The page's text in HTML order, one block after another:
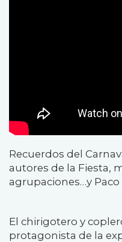
Recuerdos del
autores de la Fiesta,
agrupaciones…y Paco
El chirigotero y
protagonista de la